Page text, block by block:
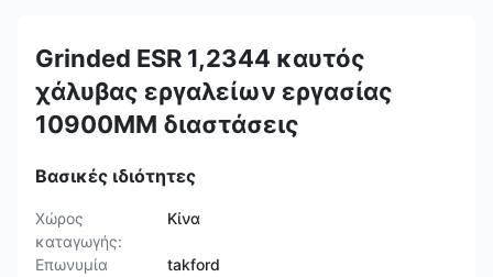
Grinded ESR 1,2344 καυτός
χάλυβας εργαλείων εργασίας
10900MM διαστάσεις
Βασικές ιδιότητες
Χώρος
καταγωγής:
Κίνα
Επωνυμία
takford